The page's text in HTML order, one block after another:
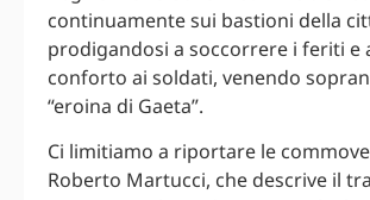
continuamente sui bastioni della
prodigandosi a soccorrere i feriti e
conforto ai soldati, venendo
“eroina di Gaeta”.
Ci limitiamo a riportare le
Roberto Martucci, che descrive il